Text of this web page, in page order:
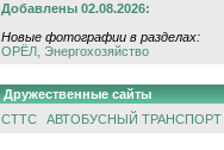
Добавлены 02.08.2026:
Новые фотографии в разделах:
ОРЁЛ, Энергохозяйство
Дружественные сайты
СТТС
АВТОБУСНЫЙ ТРАНСПОРТ